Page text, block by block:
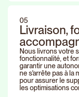
05
Livraison,
Nous livrons votre
fonctionnalité, et
garantir une
ne s'arrête pas à la
pour assurer le
les optimisations